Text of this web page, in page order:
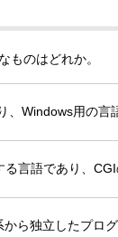
ものはどれか。
、Windows用の言
言語であり、CGI
ら独立したプロ